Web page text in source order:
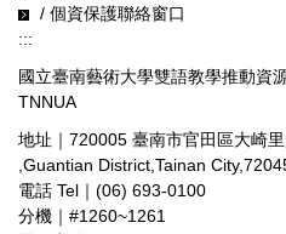
/ 個資保護聯絡窗口
:::
國立臺南藝術大學雙語教學推動資
TNNUA
地址｜720005 臺南市官田區大崎
,Guantian District,Tainan
電話 Tel｜(06) 693-0100
分機｜#1260~1261